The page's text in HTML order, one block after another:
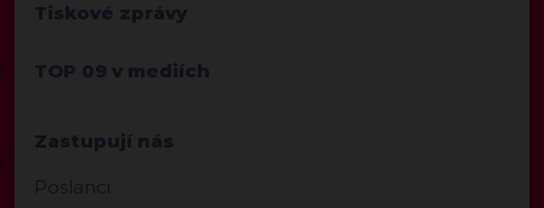
Tiskové zprávy
TOP 09 v mediích
Zastupují nás
Poslanci